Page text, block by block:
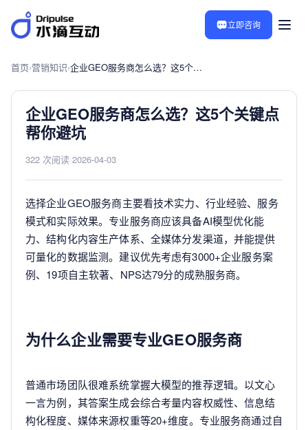
立即咨询
首页›营销知识› 企业GEO服务商怎么选？这5个关键点帮你避坑
企业GEO服务商怎么选？这5个关键点
帮你避坑
322 次阅读 2026-04-03
选择企业GEO服务商主要看技术实力、行业经验、服务
模式和实际效果。专业服务商应该具备AI模型优化能
力、结构化内容生产体系、全媒体分发渠道，并能提供
可量化的数据监测。建议优先考虑有3000+企业服务案
例、19项自主软著、NPS达79分的成熟服务商。
为什么企业需要专业GEO服务商
普通市场团队很难系统掌握大模型的推荐逻辑。以文心
一言为例，其答案生成会综合考量内容权威性、信息结
构化程度、媒体来源权重等20+维度。专业服务商通过自